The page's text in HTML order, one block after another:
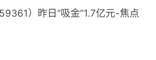
）昨日“吸金”1.7亿元-焦点